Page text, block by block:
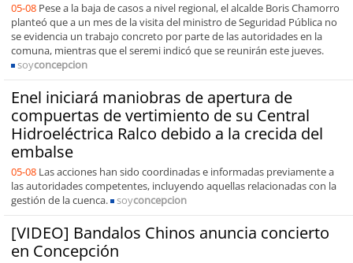
05-08 Pese a la baja de casos a nivel regional, el alcalde Boris Chamorro
planteó que a un mes de la visita del ministro de Seguridad Pública no
se evidencia un trabajo concreto por parte de las autoridades en la
comuna, mientras que el seremi indicó que se reunirán este jueves.
soyconcepcion
Enel iniciará maniobras de apertura de
compuertas de vertimiento de su Central
Hidroeléctrica Ralco debido a la crecida del
embalse
05-08 Las acciones han sido coordinadas e informadas previamente a
las autoridades competentes, incluyendo aquellas relacionadas con la
gestión de la cuenca.
soyconcepcion
[VIDEO] Bandalos Chinos anuncia concierto
en Concepción